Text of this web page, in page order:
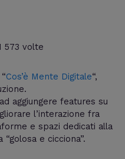
573 volte
Cos’è Mente Digitale“,
aggiungere features su
l’interazione fra
e spazi dedicati alla
e cicciona”.